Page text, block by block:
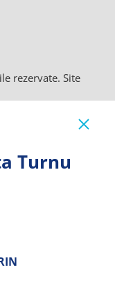
rezervate. Site
Turnu